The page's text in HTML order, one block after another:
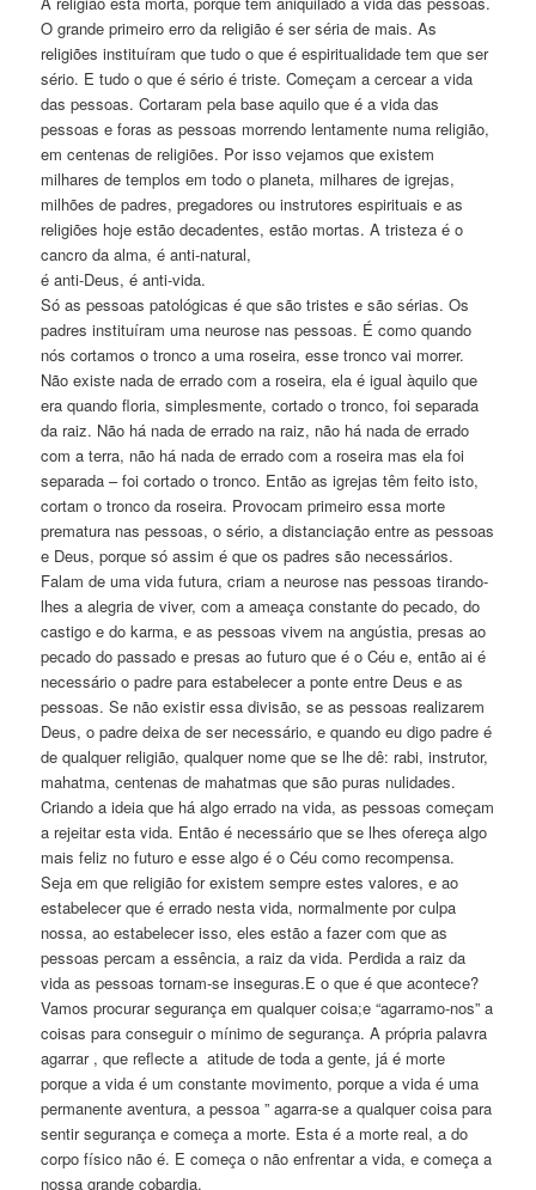
O grande primeiro erro da religião é ser séria de mais. As
religiões instituíram que tudo o que é espiritualidade tem que ser
sério. E tudo o que é sério é triste. Começam a cercear a vida
das pessoas. Cortaram pela base aquilo que é a vida das
pessoas e foras as pessoas morrendo lentamente numa religião,
em centenas de religiões. Por isso vejamos que existem
milhares de templos em todo o planeta, milhares de igrejas,
milhões de padres, pregadores ou instrutores espirituais e as
religiões hoje estão decadentes, estão mortas. A tristeza é o
cancro da alma, é anti-natural,
é anti-Deus, é anti-vida.
Só as pessoas patológicas é que são tristes e são sérias. Os
padres instituíram uma neurose nas pessoas. É como quando
nós cortamos o tronco a uma roseira, esse tronco vai morrer.
Não existe nada de errado com a roseira, ela é igual àquilo que
era quando floria, simplesmente, cortado o tronco, foi separada
da raiz. Não há nada de errado na raiz, não há nada de errado
com a terra, não há nada de errado com a roseira mas ela foi
separada – foi cortado o tronco. Então as igrejas têm feito isto,
cortam o tronco da roseira. Provocam primeiro essa morte
prematura nas pessoas, o sério, a distanciação entre as pessoas
e Deus, porque só assim é que os padres são necessários.
Falam de uma vida futura, criam a neurose nas pessoas tirando-
lhes a alegria de viver, com a ameaça constante do pecado, do
castigo e do karma, e as pessoas vivem na angústia, presas ao
pecado do passado e presas ao futuro que é o Céu e, então ai é
necessário o padre para estabelecer a ponte entre Deus e as
pessoas. Se não existir essa divisão, se as pessoas realizarem
Deus, o padre deixa de ser necessário, e quando eu digo padre é
de qualquer religião, qualquer nome que se lhe dê: rabi, instrutor,
mahatma, centenas de mahatmas que são puras nulidades.
Criando a ideia que há algo errado na vida, as pessoas começam
a rejeitar esta vida. Então é necessário que se lhes ofereça algo
mais feliz no futuro e esse algo é o Céu como recompensa.
Seja em que religião for existem sempre estes valores, e ao
estabelecer que é errado nesta vida, normalmente por culpa
nossa, ao estabelecer isso, eles estão a fazer com que as
pessoas percam a essência, a raiz da vida. Perdida a raiz da
vida as pessoas tornam-se inseguras.E o que é que acontece?
Vamos procurar segurança em qualquer coisa;e “agarramo-nos” a
coisas para conseguir o mínimo de segurança. A própria palavra
agarrar , que reflecte a atitude de toda a gente, já é morte
porque a vida é um constante movimento, porque a vida é uma
permanente aventura, a pessoa ” agarra-se a qualquer coisa para
sentir segurança e começa a morte. Esta é a morte real, a do
corpo físico não é. E começa o não enfrentar a vida, e começa a
nossa grande cobardia.